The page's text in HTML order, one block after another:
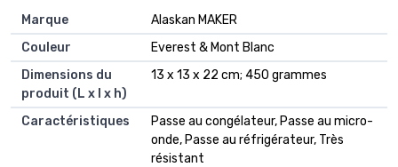
Marque
‎Alaskan MAKER
Couleur
‎Everest & Mont Blanc
Dimensions du
produit (L x l x h)
‎13 x 13 x 22 cm; 450 grammes
Caractéristiques
‎Passe au congélateur, Passe au micro-
onde, Passe au réfrigérateur, Très
résistant